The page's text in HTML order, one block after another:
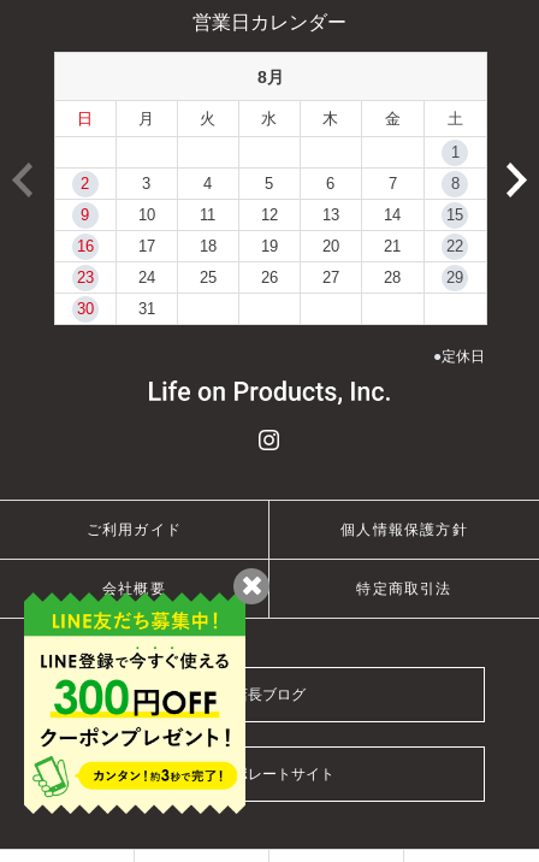
営業日カレンダー
8月
日 月 火 水 木 金
土
1
2
3 4 5 6 7
8
9
10 11 12 13 14
15
16
17 18 19 20 21
22
23
24 25 26 27 28
29
30
31
●定休日
ご利用ガイド 個人情報保護方針
会社概要 特定商取引法
店長ブログ
コーポレートサイト